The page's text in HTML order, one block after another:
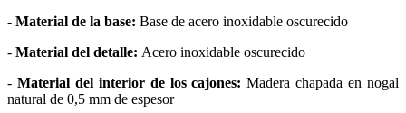
- Material de la base: Base de acero inoxidable oscurecido
- Material del detalle: Acero inoxidable oscurecido
- Material del interior de los cajones:Madera chapada en nogal
natural de 0,5 mm de espesor